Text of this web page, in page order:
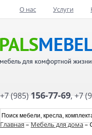
О нас Услуги
+7 (985)156-77-69,+7
Главная–Мебель для дома–